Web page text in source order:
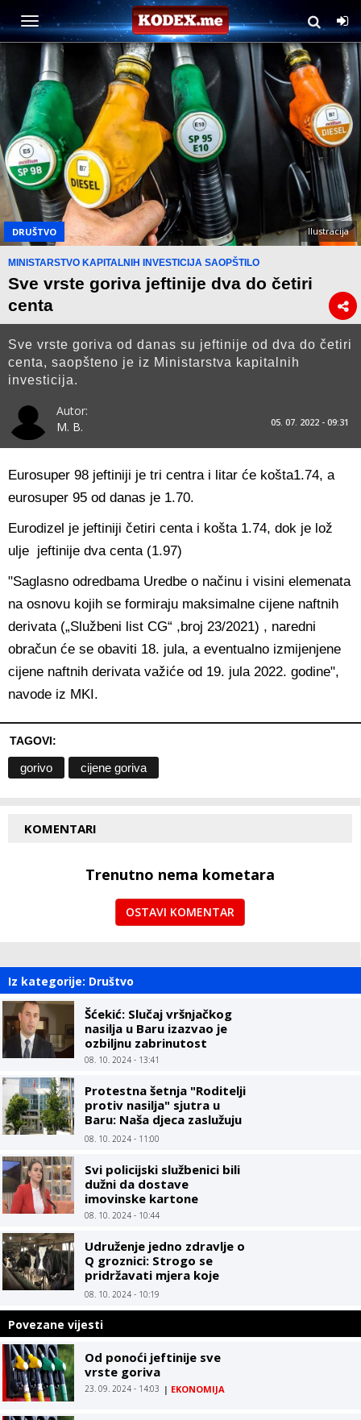
DRUŠTVO Ilustracija
MINISTARSTVO KAPITALNIH INVESTICIJA SAOPŠTILO
Sve vrste goriva jeftinije dva do četiri
centa
Sve vrste goriva od danas su jeftinije od dva do četiri
centa, saopšteno je iz Ministarstva kapitalnih
investicija.
Autor:
M. B.
05. 07. 2022 - 09:31
Eurosuper 98 jeftiniji je tri centra i litar će košta1.74, a
eurosuper 95 od danas je 1.70.
Eurodizel je jeftiniji četiri centa i košta 1.74, dok je lož
ulje jeftinije dva centa (1.97)
"Saglasno odredbama Uredbe o načinu i visini elemenata
na osnovu kojih se formiraju maksimalne cijene naftnih
derivata („Službeni list CG“ ,broj 23/2021) , naredni
obračun će se obaviti 18. jula, a eventualno izmijenjene
cijene naftnih derivata važiće od 19. jula 2022. godine",
navode iz MKI.
TAGOVI:
gorivo cijene goriva
KOMENTARI
Trenutno nema kometara
OSTAVI KOMENTAR
Iz kategorije: Društvo
Šćekić: Slučaj vršnjačkog
nasilja u Baru izazvao je
ozbiljnu zabrinutost
08. 10. 2024 - 13:41
Protestna šetnja "Roditelji
protiv nasilja" sjutra u
Baru: Naša djeca zaslužuju
sigurno okruženje
08. 10. 2024 - 11:00
Svi policijski službenici bili
dužni da dostave
imovinske kartone
08. 10. 2024 - 10:44
Udruženje jedno zdravlje o
Q groznici: Strogo se
pridržavati mjera koje
propisuju zdravstvene i
08. 10. 2024 - 10:19
Povezane vijesti
Od ponoći jeftinije sve
vrste goriva
23. 09. 2024 - 14:03 | EKONOMIJA